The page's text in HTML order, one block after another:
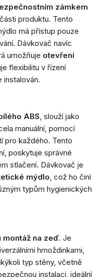
zámkem
produktu. Tento
má přístup pouze
Dávkovač navíc
umožňuje otevření
flexibilitu v řízení
instalován.
ABS, slouží jako
manuální, pomocí
pro každého. Tento
poskytuje správné
stlačení. Dávkovač je
mýdlo, což ho činí
typům hygienických
montáž na zeď. Je
hmoždinkami,
typ stěny, včetně
instalaci, ideální